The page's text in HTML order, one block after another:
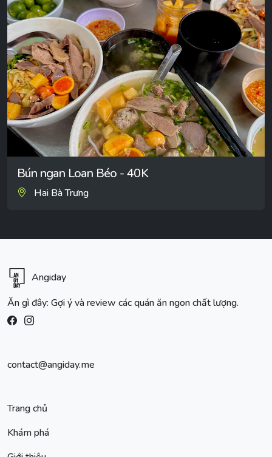
Bún ngan Loan Béo - 40K
Hai Bà Trưng
Angiday
Ăn gì đây: Gợi ý và review các quán ăn ngon chất lượng.
contact@angiday.me
Trang chủ
Khám phá